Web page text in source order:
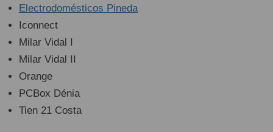
Electrodomésticos Pineda
Iconnect
Milar Vidal I
Milar Vidal II
Orange
PCBox Dénia
Tien 21 Costa